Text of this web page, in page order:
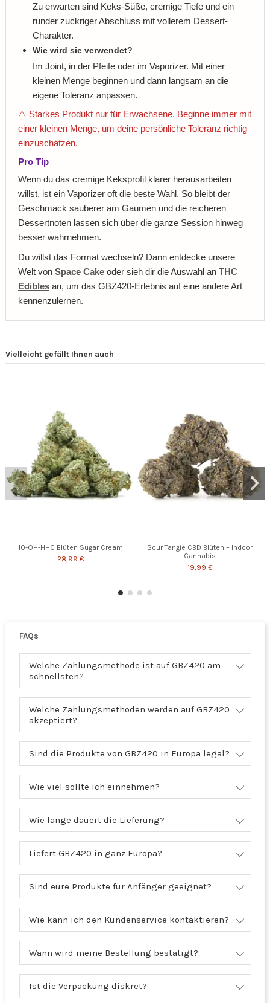
Zu erwarten sind Keks-Süße, cremige Tiefe und ein
runder zuckriger Abschluss mit vollerem Dessert-
Charakter.
Wie wird sie verwendet?
Im Joint, in der Pfeife oder im Vaporizer. Mit einer
kleinen Menge beginnen und dann langsam an die
eigene Toleranz anpassen.
⚠️ Starkes Produkt nur für Erwachsene. Beginne immer mit
einer kleinen Menge, um deine persönliche Toleranz richtig
einzuschätzen.
Pro Tip
Wenn du das cremige Keksprofil klarer herausarbeiten
willst, ist ein Vaporizer oft die beste Wahl. So bleibt der
Geschmack sauberer am Gaumen und die reicheren
Dessertnoten lassen sich über die ganze Session hinweg
besser wahrnehmen.
Du willst das Format wechseln? Dann entdecke unsere
Welt von Space Cake oder sieh dir die Auswahl an THC
Edibles an, um das GBZ420-Erlebnis auf eine andere Art
kennenzulernen.
Vielleicht gefällt Ihnen auch
10-OH-HHC Blüten Sugar Cream
28,99 €
Sour Tangie CBD Blüten – Indoor
Cannabis
19,99 €
FAQs
Welche Zahlungsmethode ist auf GBZ420 am
schnellsten?
Welche Zahlungsmethoden werden auf GBZ420
akzeptiert?
Sind die Produkte von GBZ420 in Europa legal?
Wie viel sollte ich einnehmen?
Wie lange dauert die Lieferung?
Liefert GBZ420 in ganz Europa?
Sind eure Produkte für Anfänger geeignet?
Wie kann ich den Kundenservice kontaktieren?
Wann wird meine Bestellung bestätigt?
Ist die Verpackung diskret?